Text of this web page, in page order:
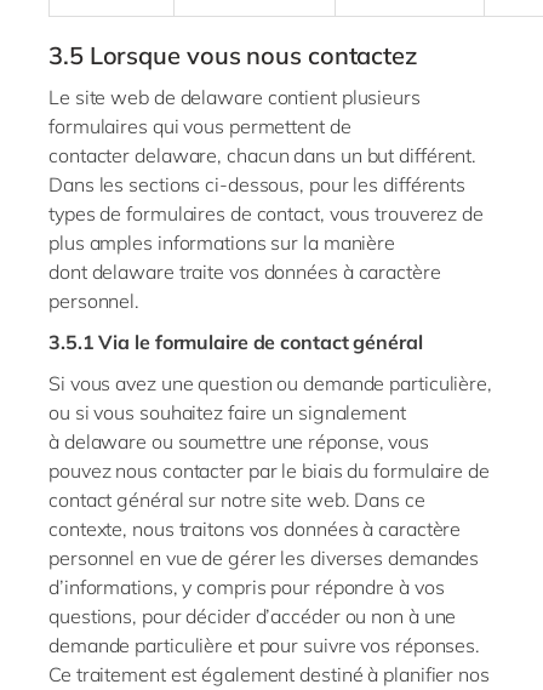
3.5 Lorsque vous nous contactez
Le site web de delaware contient plusieurs
formulaires qui vous permettent de
contacterdelaware, chacun dans un but différent.
Dans les sections ci-dessous, pour les différents
types de formulaires de contact, vous trouverez de
plus amples informations sur la manière
dont delaware traite vos données à caractère
personnel.
3.5.1 Via le formulaire de contact général
Si vous avez une question ou demande particulière,
ou si vous souhaitez faire un signalement
à delaware ou soumettre une réponse, vous
pouvez nous contacter par le biais du formulaire de
contact général sur notre site web. Dans ce
contexte, nous traitons vos données à caractère
personnel en vue de gérer les diverses demandes
d’informations, y compris pour répondre à vos
questions, pour décider d’accéder ou non à une
demande particulière et pour suivre vos réponses.
Ce traitement est également destiné à planifier nos